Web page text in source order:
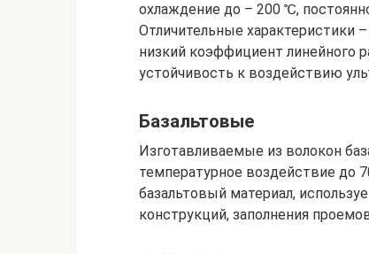
охлаждение до – 200 ℃,
Отличительные характеристики
низкий коэффициент линейного
устойчивость к воздействию
Базальтовые
Изготавливаемые из волокон
температурное воздействие до
базальтовый материал,
конструкций, заполнения